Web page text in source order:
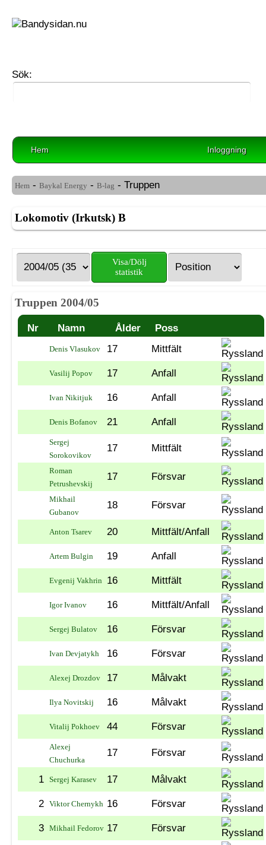
Sök:
Hem Inloggning
Hem - Baykal Energy - B-lag - Truppen
Lokomotiv (Irkutsk) B
Visa/Dölj
statistik
Truppen 2004/05
Nr Namn Ålder Poss
Denis Vlasukov 17 Mittfält
Vasilij Popov 17 Anfall
Ivan Nikitjuk 16 Anfall
Denis Bofanov 21 Anfall
Sergej
Sorokovikov
17 Mittfält
Roman
Petrushevskij
17 Försvar
Mikhail
Gubanov
18 Försvar
Anton Tsarev 20 Mittfält/Anfall
Artem Bulgin 19 Anfall
Evgenij Vakhrin 16 Mittfält
Igor Ivanov 16 Mittfält/Anfall
Sergej Bulatov 16 Försvar
Ivan Devjatykh 16 Försvar
Alexej Drozdov 17 Målvakt
Ilya Novitskij 16 Målvakt
Vitalij Pokhoev 44 Försvar
Alexej
Chuchurka
17 Försvar
1 Sergej Karasev 17 Målvakt
2 Viktor Chernykh 16 Försvar
3 Mikhail Fedorov 17 Försvar